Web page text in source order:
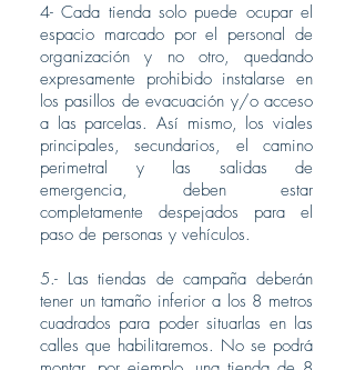
4- Cada tienda solo puede ocupar el
espacio marcado por el personal de
organización y no otro, quedando
expresamente prohibido instalarse en
los pasillos de evacuación y/o acceso
a las parcelas. Así mismo, los viales
principales, secundarios, el camino
perimetral y las salidas de
emergencia, deben estar
completamente despejados para el
paso de personas y vehículos.
5.- Las tiendas de campaña deberán
tener un tamaño inferior a los 8 metros
cuadrados para poder situarlas en las
calles que habilitaremos. No se podrá